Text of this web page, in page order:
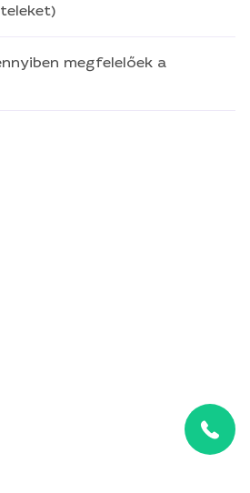
megfelelőek a